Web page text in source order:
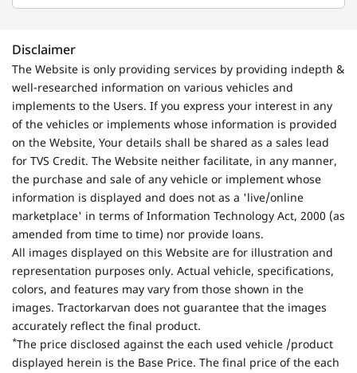
Disclaimer
The Website is only providing services by providing indepth &
well-researched information on various vehicles and
implements to the Users. If you express your interest in any
of the vehicles or implements whose information is provided
on the Website, Your details shall be shared as a sales lead
for TVS Credit. The Website neither facilitate, in any manner,
the purchase and sale of any vehicle or implement whose
information is displayed and does not as a 'live/online
marketplace' in terms of Information Technology Act, 2000 (as
amended from time to time) nor provide loans.
All images displayed on this Website are for illustration and
representation purposes only. Actual vehicle, specifications,
colors, and features may vary from those shown in the
images. Tractorkarvan does not guarantee that the images
accurately reflect the final product.
*The price disclosed against the each used vehicle /product
displayed herein is the Base Price. The final price of the each